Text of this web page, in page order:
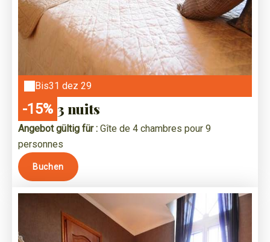
Bis31 dez 29
-15% 3 nuits
Angebot gültig für : Gîte de 4 chambres pour 9
personnes
Buchen